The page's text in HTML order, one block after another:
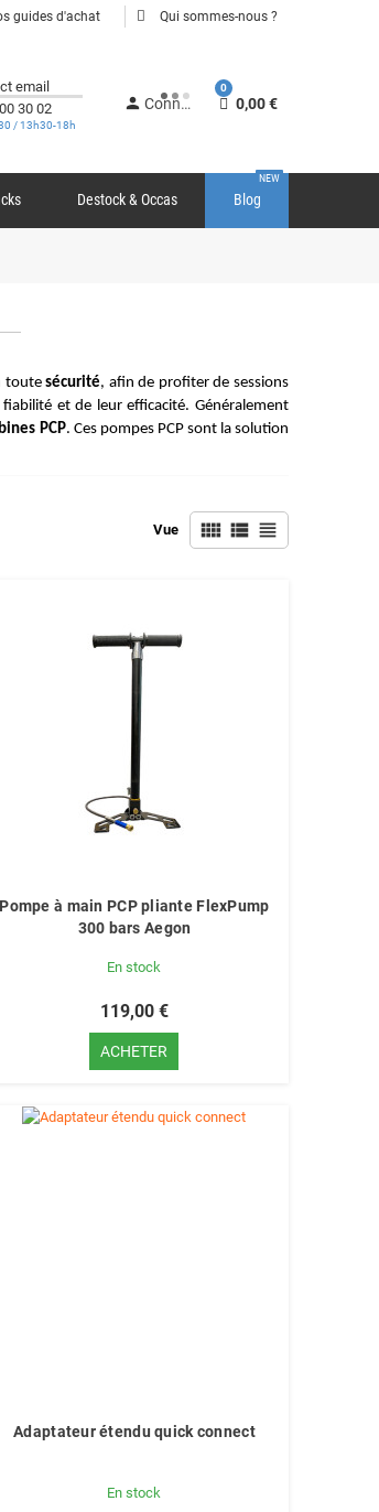
guides d'achat Qui sommes-nous ?
email
30 02
/ 13h30-18h
person Connexion
0
0,00 €
Destock & Occas Blog
NEW
toute sécurité, afin de profiter de sessions
et de leur efficacité. Généralement
PCP. Ces pompes PCP sont la solution
Vue view_comfy view_list view_headline
Pompe à main PCP pliante FlexPump
300 bars Aegon
En stock
119,00 €
ACHETER
Adaptateur étendu quick connect
En stock